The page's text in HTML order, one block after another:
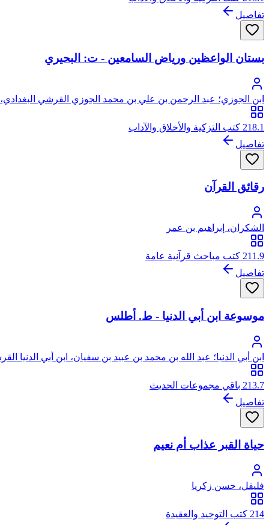
تفاصيل
بستان الواعظين ورياض السامعين - ت: البحيري
ابن الجوزي؛ عبد الرحمن بن علي بن محمد الجوزي القرشي البغدادي،
218.1 كتب التزكية والأخلاق والآداب
تفاصيل
رقائق القرآن
الشكران، إبراهيم بن عمر
211.9 كتب مباحث قرآنية عامة
تفاصيل
موسوعة ابن أبي الدنيا - ط. أطلس
ابن أبي الدنيا؛ عبد الله بن محمد بن عبيد بن سفيان، ابن أبي الدنيا
213.7 باقي مجموعات الحديث
تفاصيل
حياة القبر عذاب أم نعيم
فليفل، حسن زكريا
214 كتب التوحيد والعقيدة